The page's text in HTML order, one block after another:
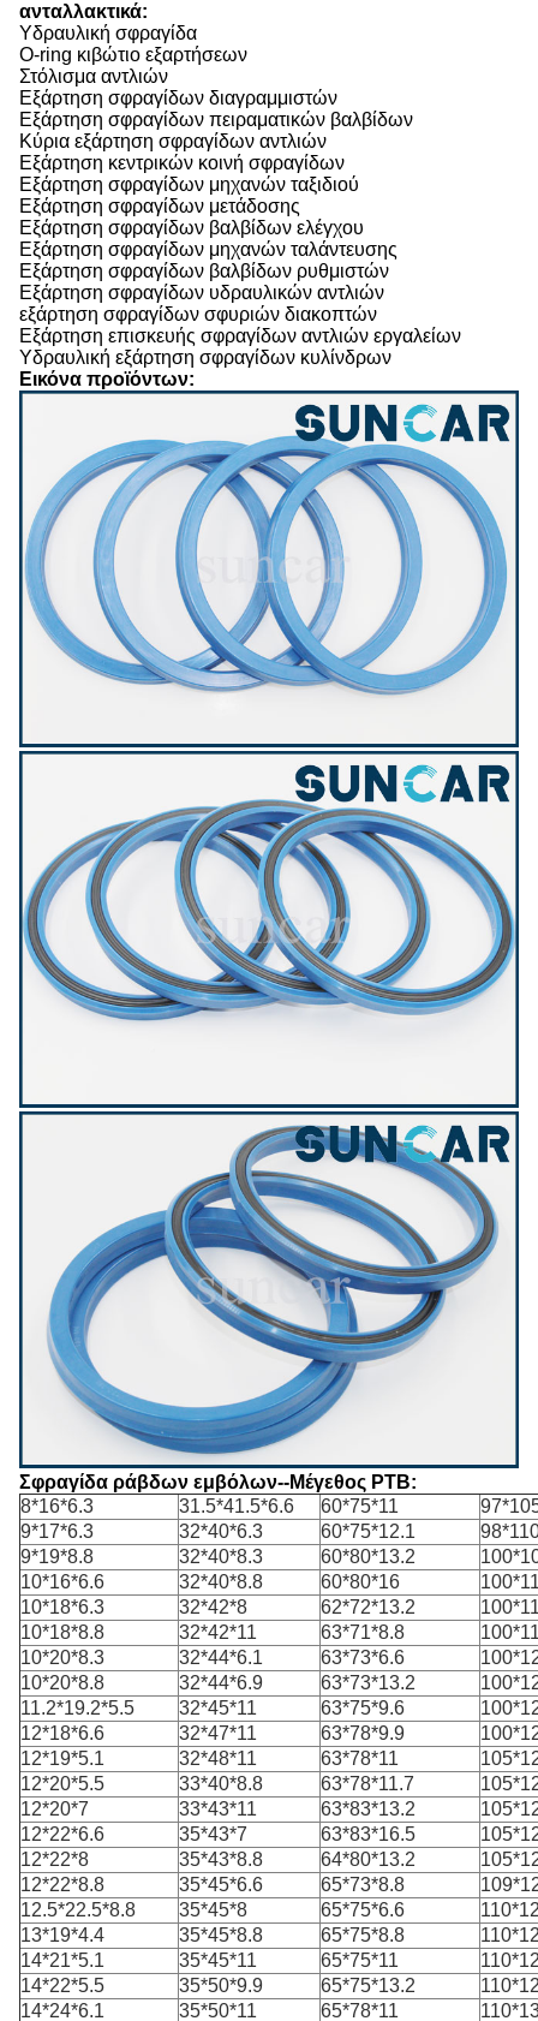
ανταλλακτικά:
Υδραυλική σφραγίδα
O-ring κιβώτιο εξαρτήσεων
Στόλισμα αντλιών
Εξάρτηση σφραγίδων διαγραμμιστών
Εξάρτηση σφραγίδων πειραματικών βαλβίδων
Κύρια εξάρτηση σφραγίδων αντλιών
Εξάρτηση κεντρικών κοινή σφραγίδων
Εξάρτηση σφραγίδων μηχανών ταξιδιού
Εξάρτηση σφραγίδων μετάδοσης
Εξάρτηση σφραγίδων βαλβίδων ελέγχου
Εξάρτηση σφραγίδων μηχανών ταλάντευσης
Εξάρτηση σφραγίδων βαλβίδων ρυθμιστών
Εξάρτηση σφραγίδων υδραυλικών αντλιών
εξάρτηση σφραγίδων σφυριών διακοπτών
Εξάρτηση επισκευής σφραγίδων αντλιών εργαλείων
Υδραυλική εξάρτηση σφραγίδων κυλίνδρων
Εικόνα προϊόντων:
Σφραγίδα ράβδων εμβόλων--Μέγεθος PTB:
8*16*6.3
31.5*41.5*6.6 60*75*11
9*17*6.3
32*40*6.3 60*75*12.1
9*19*8.8
32*40*8.3 60*80*13.2
10*16*6.6
32*40*8.8 60*80*16
10*18*6.3
32*42*8 62*72*13.2
10*18*8.8
32*42*11 63*71*8.8
10*20*8.3
32*44*6.1 63*73*6.6
10*20*8.8
32*44*6.9 63*73*13.2
11.2*19.2*5.5
32*45*11 63*75*9.6
12*18*6.6
32*47*11 63*78*9.9
12*19*5.1
32*48*11 63*78*11
12*20*5.5
33*40*8.8 63*78*11.7
12*20*7
33*43*11 63*83*13.2
12*22*6.6
35*43*7 63*83*16.5
12*22*8
35*43*8.8 64*80*13.2
12*22*8.8
35*45*6.6 65*73*8.8
12.5*22.5*8.8
35*45*8 65*75*6.6
13*19*4.4
35*45*8.8 65*75*8.8
14*21*5.1
35*45*11 65*75*11
14*22*5.5
35*50*9.9 65*75*13.2
14*24*6.1
35*50*11 65*78*11